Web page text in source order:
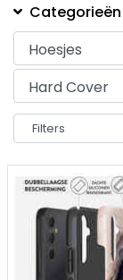
Categorieën
Filters